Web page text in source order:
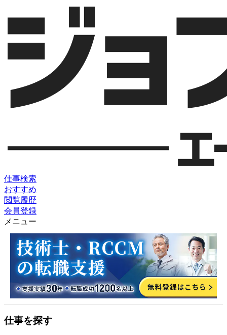
仕事検索
おすすめ
閲覧履歴
会員登録
メニュー
仕事を探す